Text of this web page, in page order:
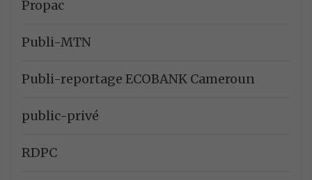
Propac
Publi-MTN
Publi-reportage ECOBANK Cameroun
public-privé
RDPC